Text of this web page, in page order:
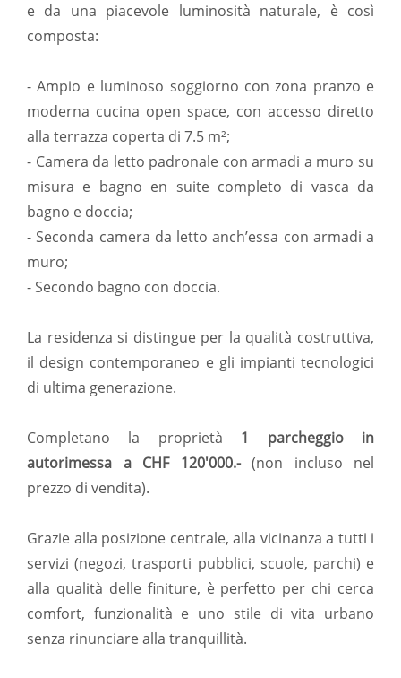
e da una piacevole luminosità naturale, è così
composta:
- Ampio e luminoso soggiorno con zona pranzo e
moderna cucina open space, con accesso diretto
alla terrazza coperta di 7.5 m²;
- Camera da letto padronale con armadi a muro su
misura e bagno en suite completo di vasca da
bagno e doccia;
- Seconda camera da letto anch’essa con armadi a
muro;
- Secondo bagno con doccia.
La residenza si distingue per la qualità costruttiva,
il design contemporaneo e gli impianti tecnologici
di ultima generazione.
Completano la proprietà 1 parcheggio in
autorimessa a CHF 120'000.-(non incluso nel
prezzo di vendita).
Grazie alla posizione centrale, alla vicinanza a tutti i
servizi (negozi, trasporti pubblici, scuole, parchi) e
alla qualità delle finiture, è perfetto per chi cerca
comfort, funzionalità e uno stile di vita urbano
senza rinunciare alla tranquillità.